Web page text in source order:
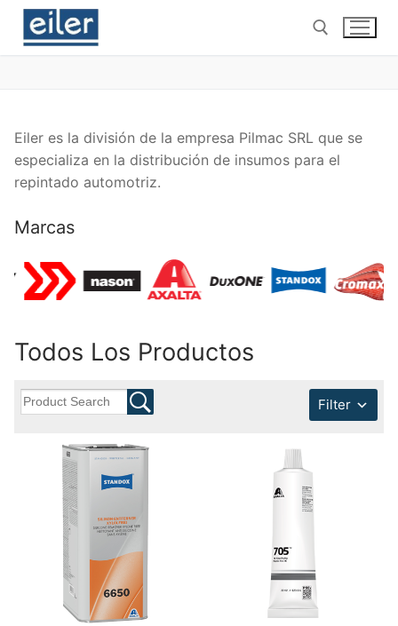
Eiler es la división de la empresa Pilmac SRL que se
especializa en la distribución de insumos para el
repintado automotriz.
Marcas
Todos Los Productos
Filter